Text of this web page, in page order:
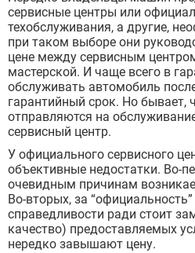
сервисные центры или
техобслуживания, а другие,
при таком выборе они
цене между сервисным
мастерской. И чаще всего в
обслуживать автомобиль
гарантийный срок. Но бывает,
отправляются на
сервисный центр.
У официального сервисного
объективные недостатки. Во-
очевидным причинам
Во-вторых, за
справедливости ради стоит
качество) предоставляемых
нередко завышают цену.